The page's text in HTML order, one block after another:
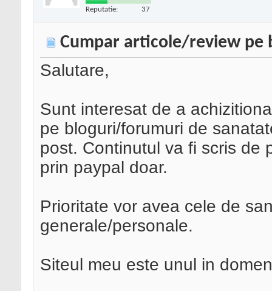
Reputatie: 37
Cumpar articole/review
Salutare,
Sunt interesat de a
pe bloguri/forumuri de
post. Continutul va fi scris de
prin paypal doar.
Prioritate vor avea cele de
generale/personale.
Siteul meu este unul in